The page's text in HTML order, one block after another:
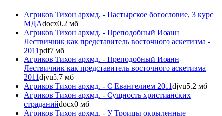
Агриков Тихон архмд. - Пастырское богословие, 3 курс
МДАdocx0.2 мб
Агриков Тихон архмд. - Преподобный Иоанн
Лествичник как представитель восточного аскетизма -
2011pdf7 мб
Агриков Тихон архмд. - Преподобный Иоанн
Лествичник как представитель восточного аскетизма
2011djvu3.7 мб
Агриков Тихон архмд. - С Евангелием 2011djvu5.2 мб
Агриков Тихон архмд. - Сущность христианских
страданийdocx0 мб
Агриков Тихон архмд. - У Троицы окрыленные